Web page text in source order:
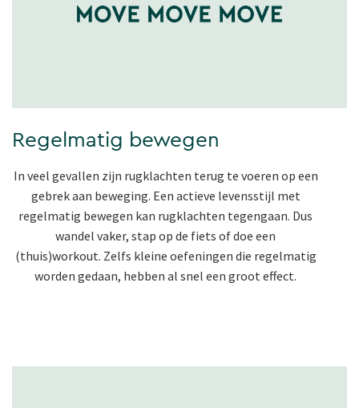
Regelmatig bewegen
In veel gevallen zijn rugklachten terug te voeren op een
gebrek aan beweging. Een actieve levensstijl met
regelmatig bewegen kan rugklachten tegengaan. Dus
wandel vaker, stap op de fiets of doe een
(thuis)workout. Zelfs kleine oefeningen die regelmatig
worden gedaan, hebben al snel een groot effect.